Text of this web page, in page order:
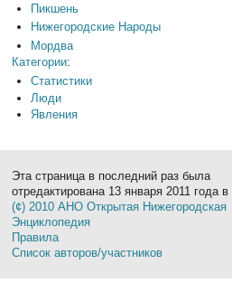
Пикшень
Нижегородские Народы
Мордва
Категории:
Статистики
Люди
Явления
Эта страница в последний раз была
отредактирована 13 января 2011 года в
(¢) 2010 АНО Открытая Нижегородская
Энциклопедия
Правила
Список авторов/участников